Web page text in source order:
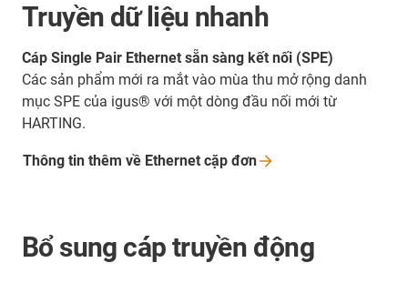
Truyền dữ liệu nhanh
Cáp Single Pair Ethernet sẵn sàng kết nối (SPE)
Các sản phẩm mới ra mắt vào mùa thu mở rộng danh
mục SPE của igus® với một dòng đầu nối mới từ
HARTING.
Thông tin thêm về Ethernet cặp đơn
Bổ sung cáp truyền động